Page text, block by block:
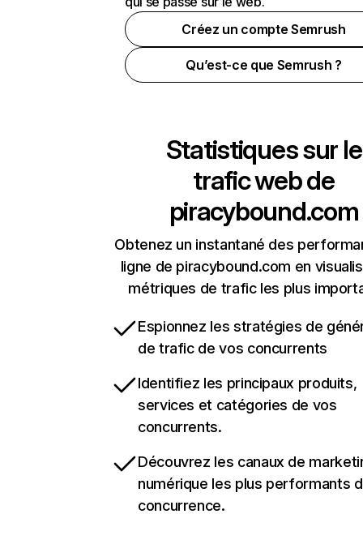
Créez un compte Semrush
Qu’est-ce que Semrush ?
Statistiques sur le
trafic web de
piracybound.com
Obtenez un instantané des
ligne de piracybound.com en
métriques de trafic les plus
Espionnez les stratégies de
de trafic de vos concurrents
Identifiez les principaux produits,
services et catégories de vos
concurrents.
Découvrez les canaux de
numérique les plus performants
concurrence.